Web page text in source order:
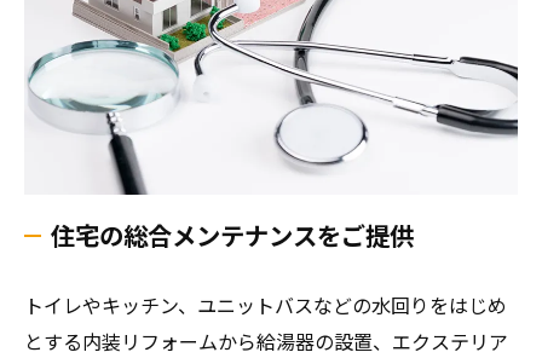
住宅の総合メンテナンスをご提供
トイレやキッチン、ユニットバスなどの水回りをはじめ
とする内装リフォームから給湯器の設置、エクステリア